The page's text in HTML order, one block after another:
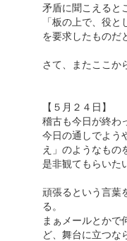
矛盾に聞こえると
「板の上で、役
を要求したものだ
さて、またここか
【５月２４日】
稽古も今日が終わ
今日の通しでよう
え」のようなもの
是非観てもらいた
頑張るという言葉
る。
まぁメールとかで
ど、舞台に立つな